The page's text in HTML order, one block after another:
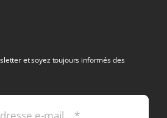
et soyez toujours informés des